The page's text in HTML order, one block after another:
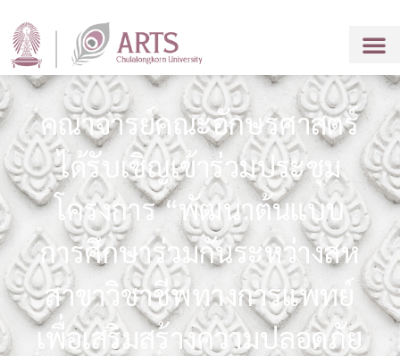
คณาจารย์คณะอักษรศาสตร์
ได้รับเชิญเข้าร่วมประชุม
โครงการ “พัฒนาต้นแบบ
การศึกษาร่วมกันระหว่างสห
สาขาวิชาชีพทางการแพทย์
เพื่อเสริมสร้างความปลอดภัย